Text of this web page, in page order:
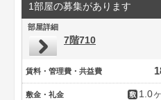
1部屋の募集があります
部屋詳細
7階710
賃料・管理費・共益費
敷金・礼金 1.0